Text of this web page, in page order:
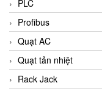
PLC
Profibus
Quạt AC
Quạt tản nhiệt
Rack Jack